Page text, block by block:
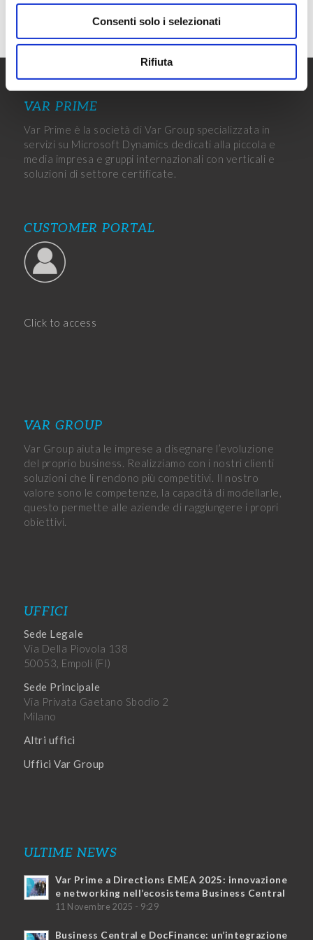
Consenti solo i selezionati
Rifiuta
VAR PRIME
Var Prime è la società di Var Group specializzata in
servizi su Microsoft Dynamics dedicati alla piccola e
media impresa e gruppi internazionali con verticali e
soluzioni di settore certificate.
CUSTOMER PORTAL
Click to access
VAR GROUP
Var Group aiuta le imprese a disegnare l’evoluzione
del proprio business. Realizziamo con i nostri clienti
soluzioni che li rendono più competitivi. Il nostro
valore sono le competenze, la capacità di modellarle,
questo permette alle aziende di raggiungere i propri
obiettivi.
UFFICI
Sede Legale
Via Della Piovola 138
50053, Empoli (FI)
Sede Principale
Via Privata Gaetano Sbodio 2
Milano
Altri uffici
Uffici Var Group
ULTIME NEWS
Var Prime a Directions EMEA 2025: innovazione
e networking nell’ecosistema Business Central
11 Novembre 2025 - 9:29
Business Central e DocFinance: un’integrazione